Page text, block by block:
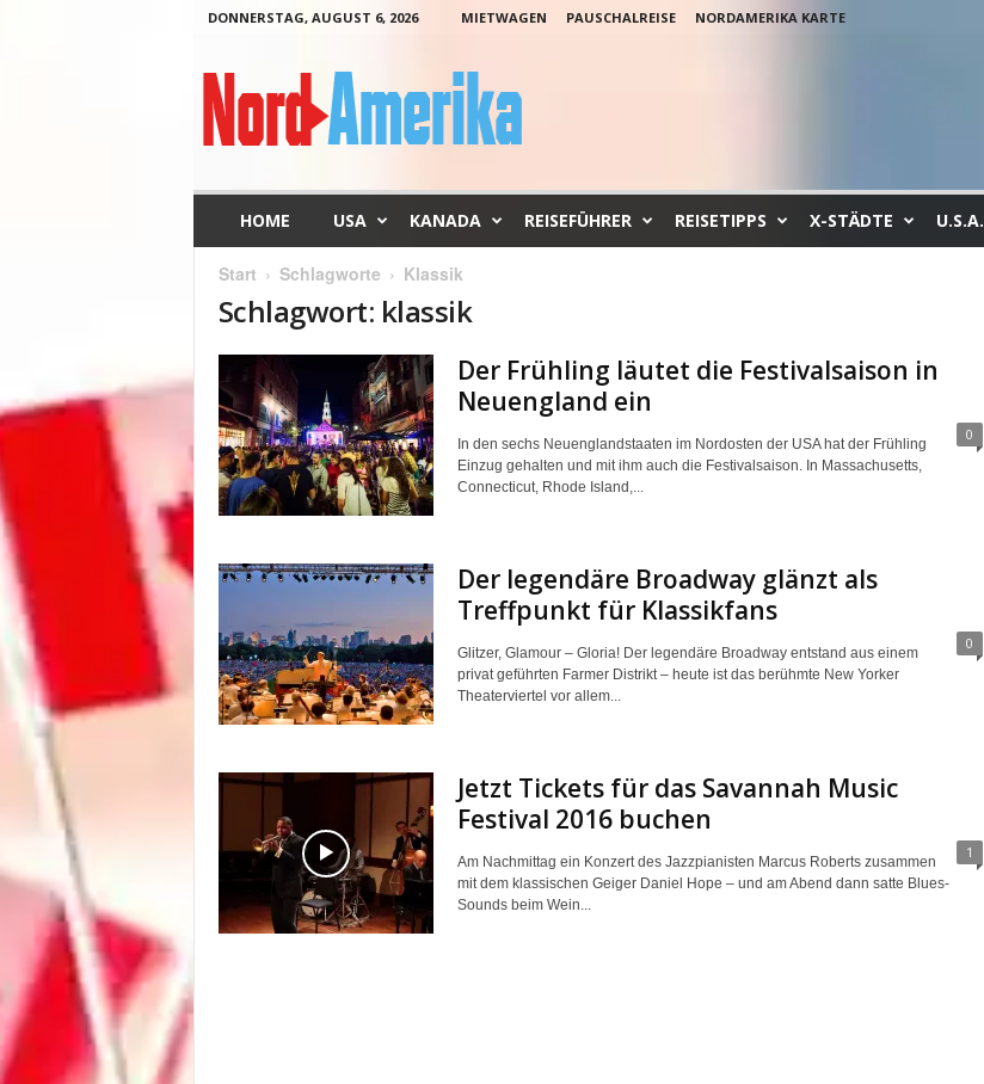
DONNERSTAG, AUGUST 6, 2026 MIETWAGEN PAUSCHALREISE NORDAMERIKA KARTE
HOME USA KANADA REISEFÜHRER REISETIPPS X-STÄDTE U.S.A.
Start Schlagworte Klassik
Schlagwort: klassik
Der Frühling läutet die Festivalsaison in
Neuengland ein
0
In den sechs Neuenglandstaaten im Nordosten der USA hat der Frühling
Einzug gehalten und mit ihm auch die Festivalsaison. In Massachusetts,
Connecticut, Rhode Island,...
Der legendäre Broadway glänzt als
Treffpunkt für Klassikfans
0
Glitzer, Glamour – Gloria! Der legendäre Broadway entstand aus einem
privat geführten Farmer Distrikt – heute ist das berühmte New Yorker
Theaterviertel vor allem...
Jetzt Tickets für das Savannah Music
Festival 2016 buchen
1
Am Nachmittag ein Konzert des Jazzpianisten Marcus Roberts zusammen
mit dem klassischen Geiger Daniel Hope – und am Abend dann satte Blues-
Sounds beim Wein...